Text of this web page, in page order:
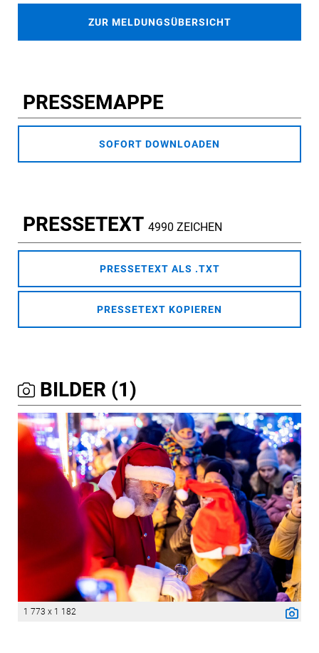
ZUR MELDUNGSÜBERSICHT
PRESSEMAPPE
SOFORT DOWNLOADEN
PRESSETEXT 4990 ZEICHEN
PRESSETEXT ALS .TXT
PRESSETEXT KOPIEREN
BILDER (1)
1 773 x 1 182